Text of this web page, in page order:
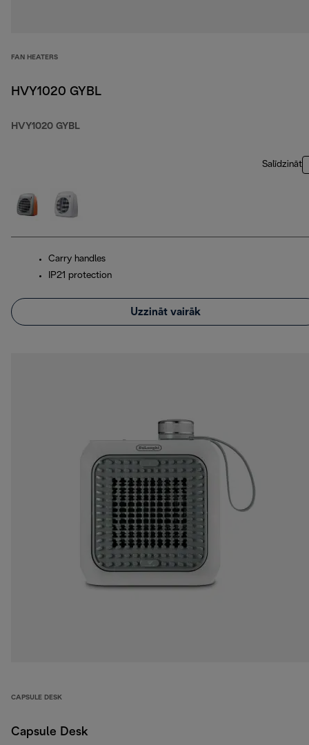
FAN HEATERS
HVY1020 GYBL
HVY1020 GYBL
Salīdzināt
Carry handles
IP21 protection
Uzzināt vairāk
CAPSULE DESK
Capsule Desk